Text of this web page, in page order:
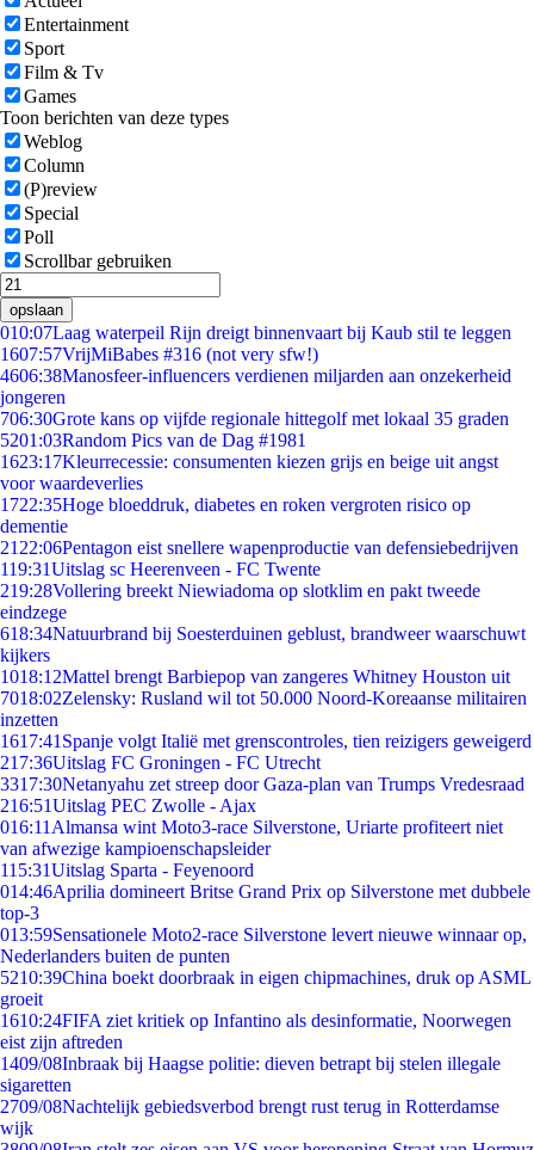
Entertainment
Sport
Film & Tv
Games
Toon berichten van deze types
Weblog
Column
(P)review
Special
Poll
Scrollbar gebruiken
opslaan
010:07Laag waterpeil Rijn dreigt binnenvaart bij Kaub stil te leggen
1607:57VrijMiBabes #316 (not very sfw!)
4606:38Manosfeer-influencers verdienen miljarden aan onzekerheid
jongeren
706:30Grote kans op vijfde regionale hittegolf met lokaal 35 graden
5201:03Random Pics van de Dag #1981
1623:17Kleurrecessie: consumenten kiezen grijs en beige uit angst
voor waardeverlies
1722:35Hoge bloeddruk, diabetes en roken vergroten risico op
dementie
21 22:06Pentagon eist snellere wapenproductie van defensiebedrijven
119:31Uitslag sc Heerenveen - FC Twente
219:28Vollering breekt Niewiadoma op slotklim en pakt tweede
eindzege
618:34Natuurbrand bij Soesterduinen geblust, brandweer waarschuwt
kijkers
1018:12Mattel brengt Barbiepop van zangeres Whitney Houston uit
7018:02Zelensky: Rusland wil tot 50.000 Noord-Koreaanse militairen
inzetten
1617:41 Spanje volgt Italië met grenscontroles, tien reizigers geweigerd
217:36Uitslag FC Groningen - FC Utrecht
3317:30Netanyahu zet streep door Gaza-plan van Trumps Vredesraad
216:51Uitslag PEC Zwolle - Ajax
016:11 Almansa wint Moto3-race Silverstone, Uriarte profiteert niet
van afwezige kampioenschapsleider
115:31Uitslag Sparta - Feyenoord
014:46Aprilia domineert Britse Grand Prix op Silverstone met dubbele
top-3
013:59Sensationele Moto2-race Silverstone levert nieuwe winnaar op,
Nederlanders buiten de punten
5210:39China boekt doorbraak in eigen chipmachines, druk op ASML
groeit
1610:24FIFA ziet kritiek op Infantino als desinformatie, Noorwegen
eist zijn aftreden
1409/08Inbraak bij Haagse politie: dieven betrapt bij stelen illegale
sigaretten
2709/08Nachtelijk gebiedsverbod brengt rust terug in Rotterdamse
wijk